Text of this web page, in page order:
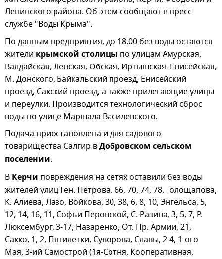
Ленинского района. Об этом сообщают в пресс-
службе "Воды Крыма".
По данным предприятия, до 18.00 без воды остаются
жители крымской столицы по улицам Амурская,
Валдайская, Ленская, Обская, Иртышская, Енисейская,
М. Донского, Байкальский проезд, Енисейский
проезд, Сакский проезд, а также прилегающие улицы
и переулки. Производится технологический сброс
воды по улице Маршала Василевского.
Подача приостановлена и для садового
товарищества Салгир вДобровском сельском
поселении.
В Керчи повреждения на сетях оставили без воды
жителей улиц Ген. Петрова, 66, 70, 74, 78, Голощапова,
К. Алиева, Лазо, Войкова, 30, 38, 6, 8, 10, Энгельса, 5,
12, 14, 16, 11, Софьи Перовской, С. Разина, 3, 5, 7, Р.
Люксембург, 3-17, Назаренко, От. Пр. Армии, 21,
Сакко, 1, 2, Пятилетки, Суворова, Славы, 2-4, 1-ого
Мая, 3-ий Самострой (1я-Сотня, Кооперативная,